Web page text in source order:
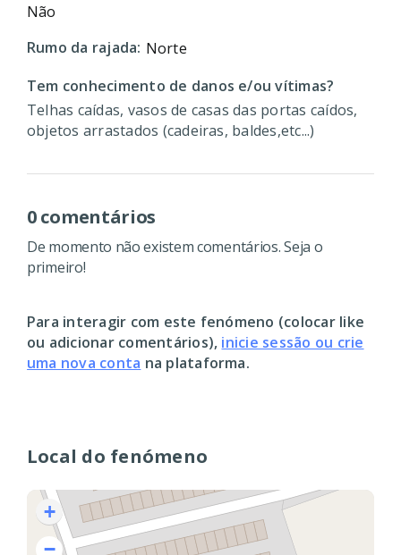
Local do fenómeno
+
−
Não
Rumo da rajada: Norte
Tem conhecimento de danos e/ou vítimas?
Telhas caídas, vasos de casas das portas caídos,
objetos arrastados (cadeiras, baldes,etc...)
0 comentários
De momento não existem comentários. Seja o
primeiro!
Para interagir com este fenómeno (colocar like
ou adicionar comentários), inicie sessão ou crie
uma nova conta na plataforma.